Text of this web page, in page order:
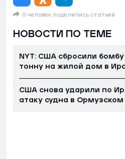
0 человек поделились статьей
НОВОСТИ ПО ТЕМЕ
NYT: США сбросили
тонну на жилой дом в
США снова ударили по
атаку судна в